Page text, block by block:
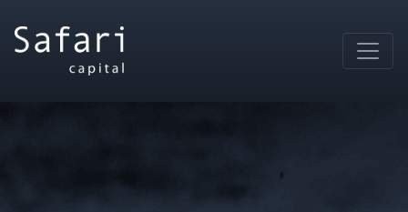
Main Navigation